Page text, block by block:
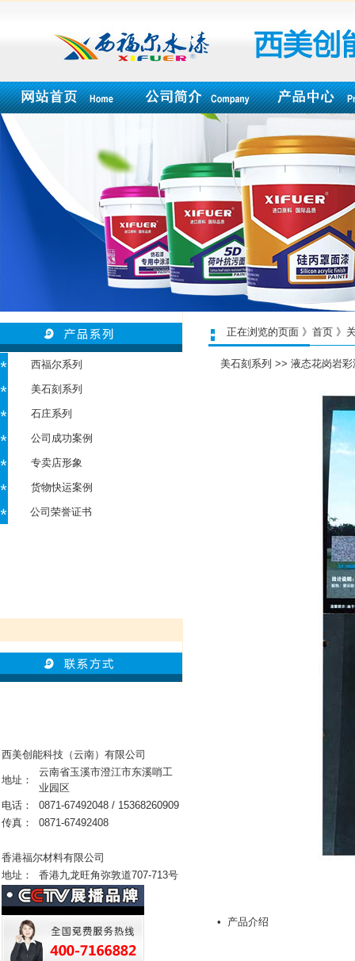
正在浏览的页面 》首页 》
西福尔系列
美石刻系列
石庄系列
公司成功案例
专卖店形象
货物快运案例
公司荣誉证书
美石刻系列 >> 液态花岗岩
• 产品介绍
西美创能科技（云南）有限公司
地址：
云南省玉溪市澄江市东溪哨工
业园区
电话：
0871-67492048 / 15368260909
传真：
0871-67492408
香港福尔材料有限公司
地址：
香港九龙旺角弥敦道707-713号